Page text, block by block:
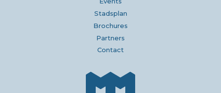
Stadsplan
Brochures
Partners
Contact